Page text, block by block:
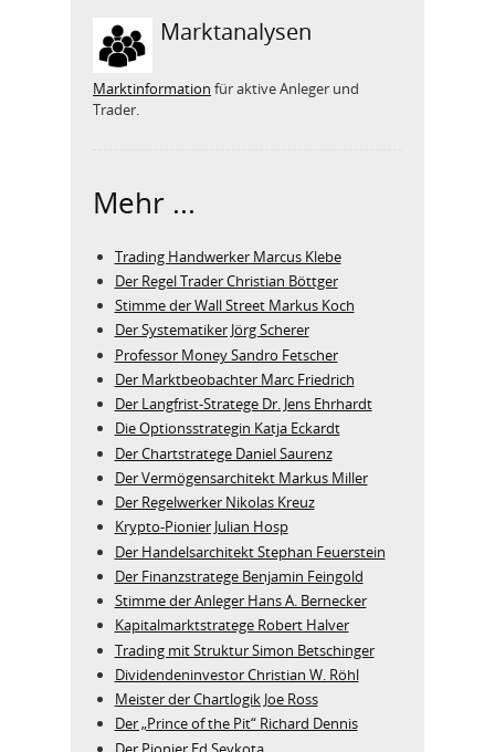
Marktanalysen
Marktinformation für aktive Anleger und
Trader.
Mehr ...
Trading Handwerker Marcus Klebe
Der Regel Trader Christian Böttger
Stimme der Wall Street Markus Koch
Der Systematiker Jörg Scherer
Professor Money Sandro Fetscher
Der Marktbeobachter Marc Friedrich
Der Langfrist-Stratege Dr. Jens Ehrhardt
Die Optionsstrategin Katja Eckardt
Der Chartstratege Daniel Saurenz
Der Vermögensarchitekt Markus Miller
Der Regelwerker Nikolas Kreuz
Krypto-Pionier Julian Hosp
Der Handelsarchitekt Stephan Feuerstein
Der Finanzstratege Benjamin Feingold
Stimme der Anleger Hans A. Bernecker
Kapitalmarktstratege Robert Halver
Trading mit Struktur Simon Betschinger
Dividendeninvestor Christian W. Röhl
Meister der Chartlogik Joe Ross
Der „Prince of the Pit“ Richard Dennis